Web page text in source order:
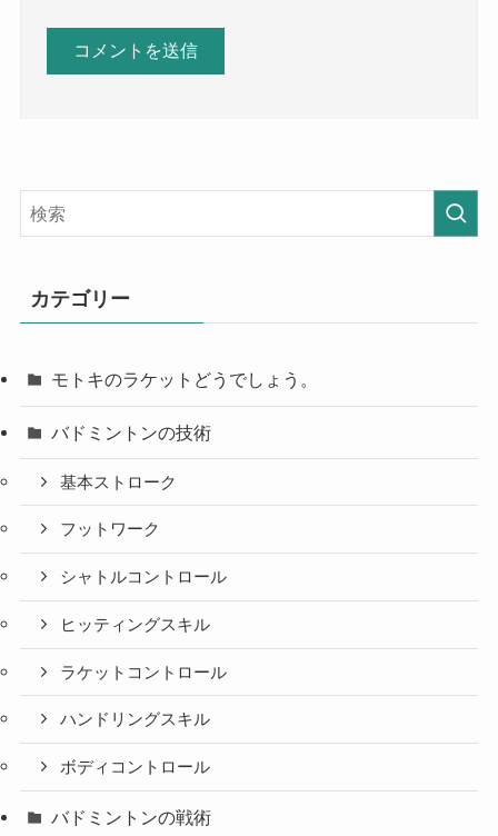
カテゴリー
モトキのラケットどうでしょう。
バドミントンの技術
基本ストローク
フットワーク
シャトルコントロール
ヒッティングスキル
ラケットコントロール
ハンドリングスキル
ボディコントロール
バドミントンの戦術